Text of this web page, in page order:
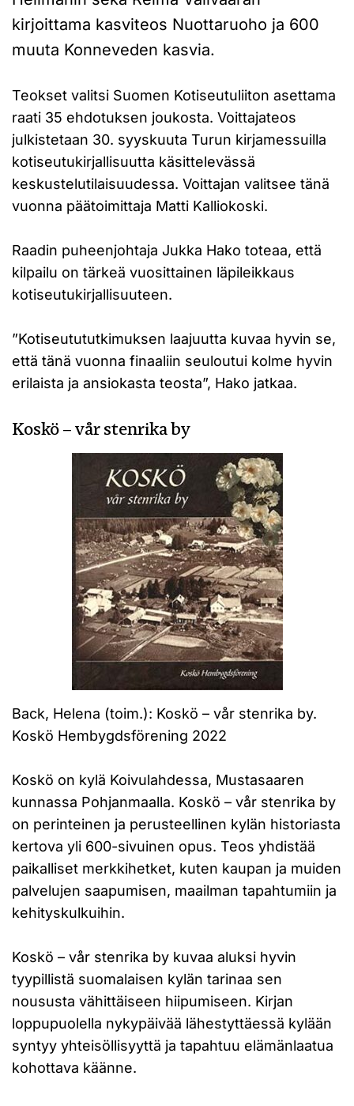
kirjoittama kasviteos Nuottaruoho ja 600
muuta Konneveden kasvia.
Teokset valitsi Suomen Kotiseutuliiton asettama
raati 35 ehdotuksen joukosta. Voittajateos
julkistetaan 30. syyskuuta Turun kirjamessuilla
kotiseutukirjallisuutta käsittelevässä
keskustelutilaisuudessa. Voittajan valitsee tänä
vuonna päätoimittaja Matti Kalliokoski.
Raadin puheenjohtaja Jukka Hako toteaa, että
kilpailu on tärkeä vuosittainen läpileikkaus
kotiseutukirjallisuuteen.
”Kotiseutututkimuksen laajuutta kuvaa hyvin se,
että tänä vuonna finaaliin seuloutui kolme hyvin
erilaista ja ansiokasta teosta”, Hako jatkaa.
Koskö – vår stenrika by
Back, Helena (toim.): Koskö – vår stenrika by.
Koskö Hembygdsförening 2022
Koskö on kylä Koivulahdessa, Mustasaaren
kunnassa Pohjanmaalla. Koskö – vår stenrika by
on perinteinen ja perusteellinen kylän historiasta
kertova yli 600-sivuinen opus. Teos yhdistää
paikalliset merkkihetket, kuten kaupan ja muiden
palvelujen saapumisen, maailman tapahtumiin ja
kehityskulkuihin.
Koskö – vår stenrika by kuvaa aluksi hyvin
tyypillistä suomalaisen kylän tarinaa sen
noususta vähittäiseen hiipumiseen. Kirjan
loppupuolella nykypäivää lähestyttäessä kylään
syntyy yhteisöllisyyttä ja tapahtuu elämänlaatua
kohottava käänne.